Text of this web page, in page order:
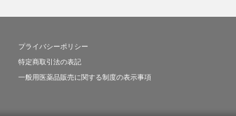
プライバシーポリシー
特定商取引法の表記
一般用医薬品販売に関する制度の表示事項